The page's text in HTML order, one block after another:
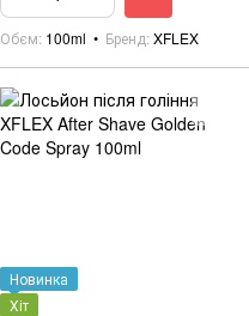
Обєм 100ml Бренд XFLEX
Новинка
Хіт